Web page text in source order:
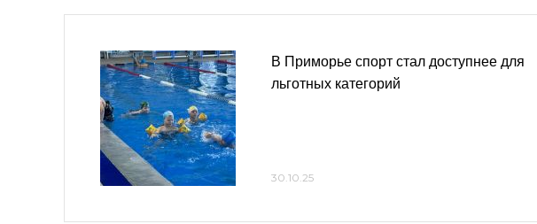
В Приморье спорт стал доступнее для
льготных категорий
30.10.25